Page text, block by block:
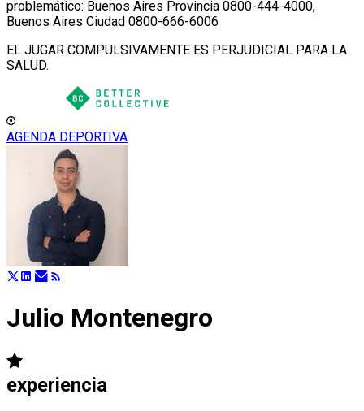
problemático: Buenos Aires Provincia 0800-444-4000,
Buenos Aires Ciudad 0800-666-6006
EL JUGAR COMPULSIVAMENTE ES PERJUDICIAL PARA LA
SALUD.
AGENDA DEPORTIVA
Julio Montenegro
experiencia